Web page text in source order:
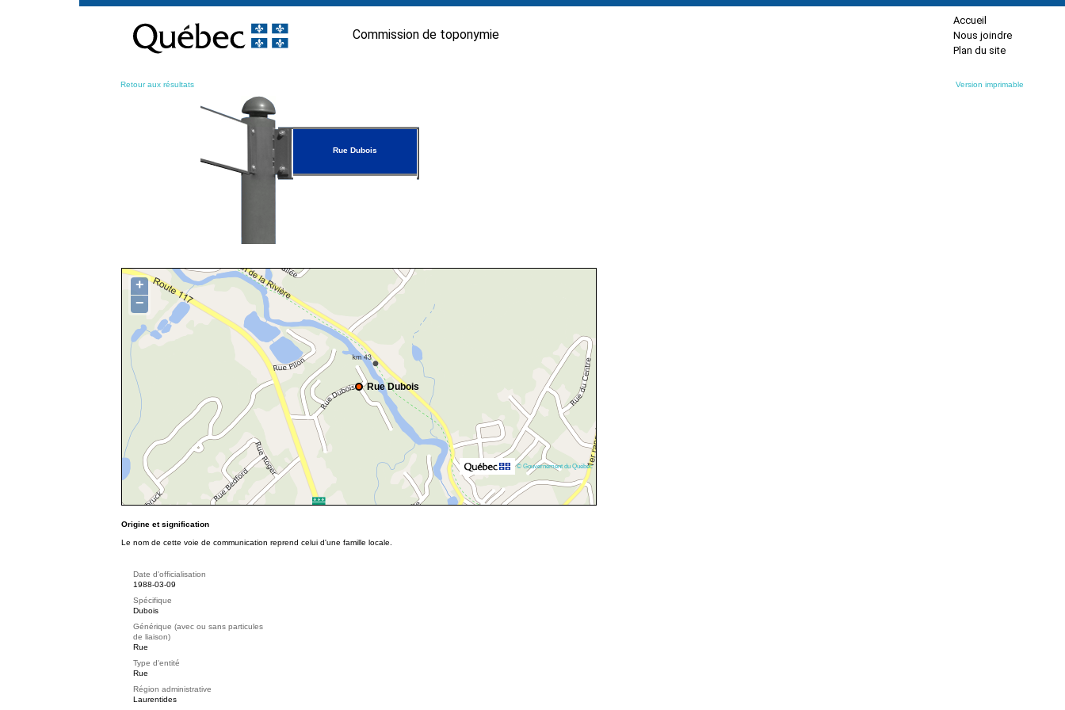
contenu
Commission de toponymie
Accueil
Nous joindre
Plan du site
Retour aux résultats Version imprimable
Rue Dubois
Rue Dubois
+
−
© Gouvernement du Québec
Origine et signification
Le nom de cette voie de communication reprend celui d'une famille locale.
Date d'officialisation
1988-03-09
Spécifique
Dubois
Générique (avec ou sans particules
de liaison)
Rue
Type d'entité
Rue
Région administrative
Laurentides